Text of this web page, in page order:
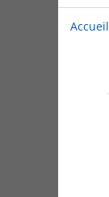
Accueil